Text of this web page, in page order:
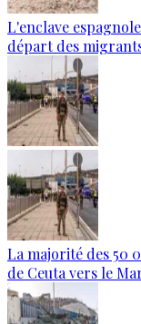
L'enclave
départ des
La majorité des 50
de Ceuta vers le